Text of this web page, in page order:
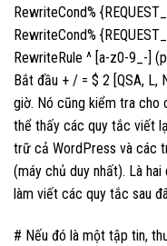
RewriteCond%
RewriteCond%
RewriteRule ^ [a-z0-9_-]
Bắt đầu + / = $ 2 [QSA, L,
giờ. Nó cũng kiểm tra cho
thể thấy các quy tắc viết
trữ cả WordPress và các
(máy chủ duy nhất). Là
làm viết các quy tắc sau
# Nếu đó là một tập tin,